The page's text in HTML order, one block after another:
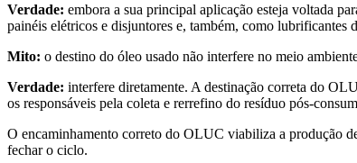
Verdade: embora a sua principal aplicação esteja voltada
painéis elétricos e disjuntores e, também, como lubrificantes
Mito: o destino do óleo usado não interfere no meio
Verdade: interfere diretamente. A destinação correta do
os responsáveis pela coleta e rerrefino do resíduo pós-
O encaminhamento correto do OLUC viabiliza a produção
fechar o ciclo.